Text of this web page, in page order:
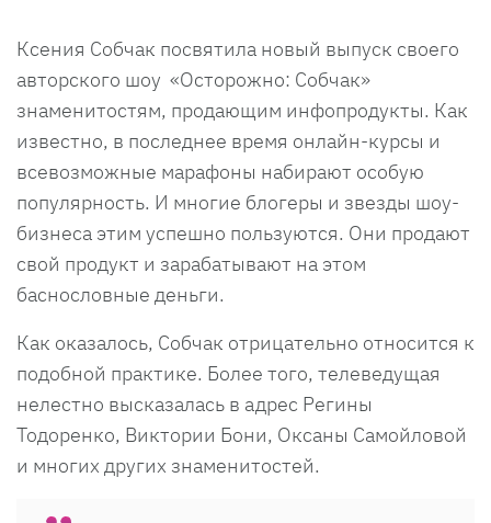
Ксения Собчак посвятила новый выпуск своего
авторского шоу «Осторожно: Собчак»
знаменитостям, продающим инфопродукты. Как
известно, в последнее время онлайн-курсы и
всевозможные марафоны набирают особую
популярность. И многие блогеры и звезды шоу-
бизнеса этим успешно пользуются. Они продают
свой продукт и зарабатывают на этом
баснословные деньги.
Как оказалось, Собчак отрицательно относится к
подобной практике. Более того, телеведущая
нелестно высказалась в адрес Регины
Тодоренко, Виктории Бони, Оксаны Самойловой
и многих других знаменитостей.